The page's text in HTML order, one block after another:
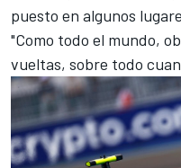
puesto en algunos
"Como todo el mundo,
vueltas, sobre todo